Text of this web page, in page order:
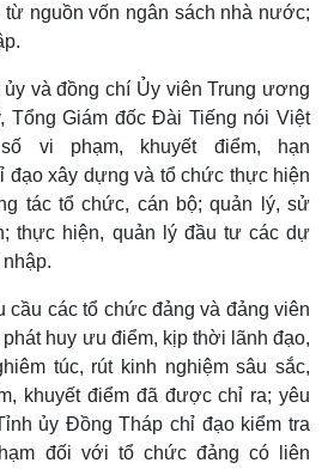
nguồn vốn ngân sách nhà nước;
và đồng chí Ủy viên Trung ương
Giám đốc Đài Tiếng nói Việt
vi phạm, khuyết điểm, hạn
đạo xây dựng và tổ chức thực hiện
tác tổ chức, cán bộ; quản lý, sử
thực hiện, quản lý đầu tư các dự
cầu các tổ chức đảng và đảng viên
huy ưu điểm, kịp thời lãnh đạo,
túc, rút kinh nghiệm sâu sắc,
khuyết điểm đã được chỉ ra; yêu
ủy Đồng Tháp chỉ đạo kiểm tra
đối với tổ chức đảng có liên